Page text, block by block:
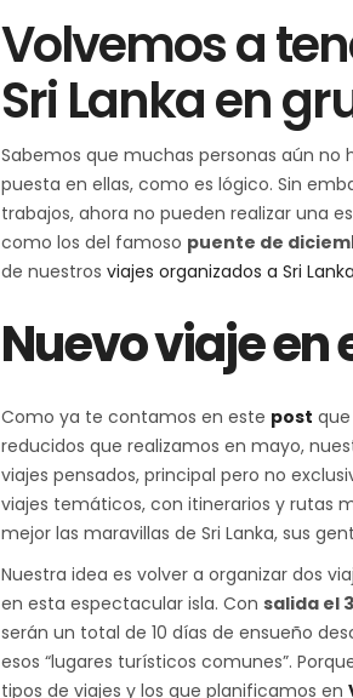
Volvemos a
Sri Lanka en
Sabemos que muchas personas aún no
puesta en ellas, como es lógico. Sin
trabajos, ahora no pueden realizar una
como los del famoso puente de
de nuestros viajes organizados a Sri Lanka
Nuevo viaje en
Como ya te contamos en este post
reducidos que realizamos en mayo,
viajes pensados, principal pero no
viajes temáticos, con itinerarios y rutas
mejor las maravillas de Sri Lanka, sus
Nuestra idea es volver a organizar dos
en esta espectacular isla. Con salida el
serán un total de 10 días de ensueño
esos “lugares turísticos comunes”.
tipos de viajes y los que planificamos en